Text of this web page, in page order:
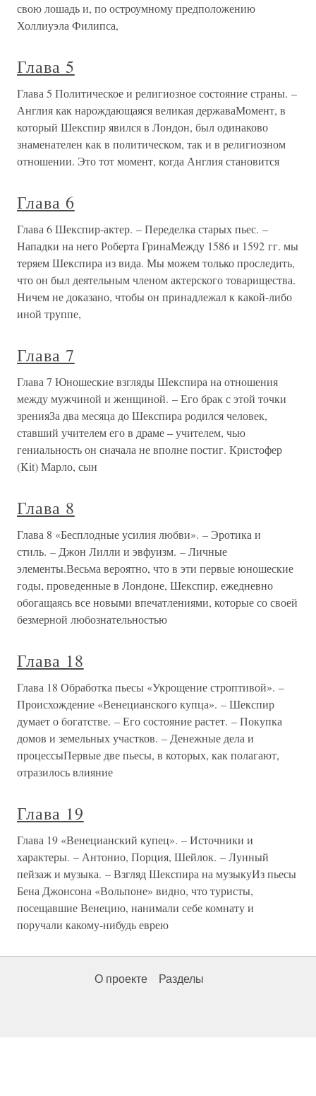
свою лошадь и, по остроумному предположению
Холлиуэла Филипса,
Глава 5
Глава 5 Политическое и религиозное состояние страны. –
Англия как нарождающаяся великая державаМомент, в
который Шекспир явился в Лондон, был одинаково
знаменателен как в политическом, так и в религиозном
отношении. Это тот момент, когда Англия становится
Глава 6
Глава 6 Шекспир-актер. – Переделка старых пьес. –
Нападки на него Роберта ГринаМежду 1586 и 1592 гг. мы
теряем Шекспира из вида. Мы можем только проследить,
что он был деятельным членом актерского товарищества.
Ничем не доказано, чтобы он принадлежал к какой-либо
иной труппе,
Глава 7
Глава 7 Юношеские взгляды Шекспира на отношения
между мужчиной и женщиной. – Его брак с этой точки
зренияЗа два месяца до Шекспира родился человек,
ставший учителем его в драме – учителем, чью
гениальность он сначала не вполне постиг. Кристофер
(Kit) Марло, сын
Глава 8
Глава 8 «Бесплодные усилия любви». – Эротика и
стиль. – Джон Лилли и эвфуизм. – Личные
элементы.Весьма вероятно, что в эти первые юношеские
годы, проведенные в Лондоне, Шекспир, ежедневно
обогащаясь все новыми впечатлениями, которые со своей
безмерной любознательностью
Глава 18
Глава 18 Обработка пьесы «Укрощение строптивой». –
Происхождение «Венецианского купца». – Шекспир
думает о богатстве. – Его состояние растет. – Покупка
домов и земельных участков. – Денежные дела и
процессыПервые две пьесы, в которых, как полагают,
отразилось влияние
Глава 19
Глава 19 «Венецианский купец». – Источники и
характеры. – Антонио, Порция, Шейлок. – Лунный
пейзаж и музыка. – Взгляд Шекспира на музыкуИз пьесы
Бена Джонсона «Вольпоне» видно, что туристы,
посещавшие Венецию, нанимали себе комнату и
поручали какому-нибудь еврею
О проекте Разделы